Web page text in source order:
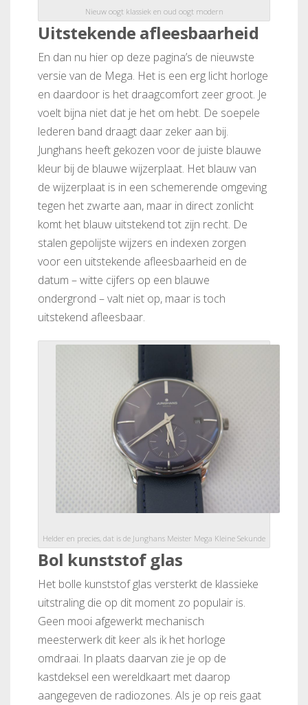
Nieuw oogt klassiek en oud oogt modern
Uitstekende afleesbaarheid
En dan nu hier op deze pagina’s de nieuwste
versie van de Mega. Het is een erg licht horloge
en daardoor is het draagcomfort zeer groot. Je
voelt bijna niet dat je het om hebt. De soepele
lederen band draagt daar zeker aan bij.
Junghans heeft gekozen voor de juiste blauwe
kleur bij de blauwe wijzerplaat. Het blauw van
de wijzerplaat is in een schemerende omgeving
tegen het zwarte aan, maar in direct zonlicht
komt het blauw uitstekend tot zijn recht. De
stalen gepolijste wijzers en indexen zorgen
voor een uitstekende afleesbaarheid en de
datum – witte cijfers op een blauwe
ondergrond – valt niet op, maar is toch
uitstekend afleesbaar.
Helder en precies, dat is de Junghans Meister Mega Kleine Sekunde
Bol kunststof glas
Het bolle kunststof glas versterkt de klassieke
uitstraling die op dit moment zo populair is.
Geen mooi afgewerkt mechanisch
meesterwerk dit keer als ik het horloge
omdraai. In plaats daarvan zie je op de
kastdeksel een wereldkaart met daarop
aangegeven de radiozones. Als je op reis gaat